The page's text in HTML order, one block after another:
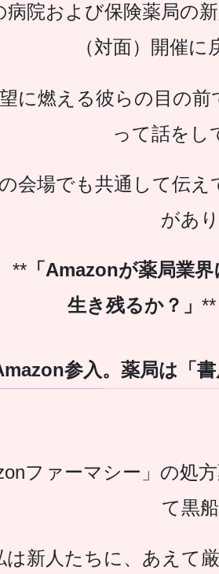
病院および保険薬局の
（対面）開催に
に燃える彼らの目の
って話をし
会場でも共通して伝え
があ
** 「Amazonが薬局業
生き残るか？」
参入。薬局は「
ファーマシー」の処
て黒
は新人たちに、あえて